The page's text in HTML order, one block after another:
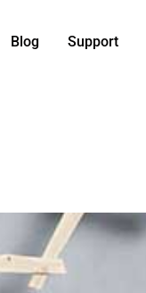
Blog Support